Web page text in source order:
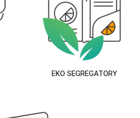
EKO SEGREGATORY